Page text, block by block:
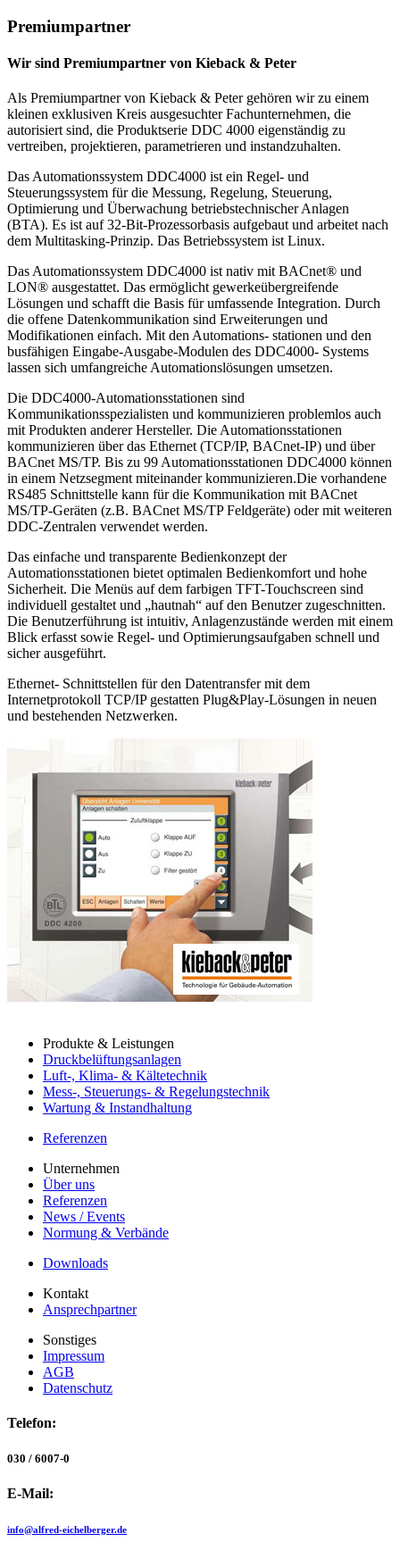
Premiumpartner
Wir sind Premiumpartner von Kieback & Peter
Als Premiumpartner von Kieback & Peter gehören wir zu einem
kleinen exklusiven Kreis ausgesuchter Fachunternehmen, die
autorisiert sind, die Produktserie DDC 4000 eigenständig zu
vertreiben, projektieren, parametrieren und instandzuhalten.
Das Automationssystem DDC4000 ist ein Regel- und
Steuerungssystem für die Messung, Regelung, Steuerung,
Optimierung und Überwachung betriebstechnischer Anlagen
(BTA). Es ist auf 32-Bit-Prozessorbasis aufgebaut und arbeitet nach
dem Multitasking-Prinzip. Das Betriebssystem ist Linux.
Das Automationssystem DDC4000 ist nativ mit BACnet® und
LON® ausgestattet. Das ermöglicht gewerkeübergreifende
Lösungen und schafft die Basis für umfassende Integration. Durch
die offene Datenkommunikation sind Erweiterungen und
Modifikationen einfach. Mit den Automations- stationen und den
busfähigen Eingabe-Ausgabe-Modulen des DDC4000- Systems
lassen sich umfangreiche Automationslösungen umsetzen.
Die DDC4000-Automationsstationen sind
Kommunikationsspezialisten und kommunizieren problemlos auch
mit Produkten anderer Hersteller. Die Automationsstationen
kommunizieren über das Ethernet (TCP/IP, BACnet-IP) und über
BACnet MS/TP. Bis zu 99 Automationsstationen DDC4000 können
in einem Netzsegment miteinander kommunizieren.Die vorhandene
RS485 Schnittstelle kann für die Kommunikation mit BACnet
MS/TP-Geräten (z.B. BACnet MS/TP Feldgeräte) oder mit weiteren
DDC-Zentralen verwendet werden.
Das einfache und transparente Bedienkonzept der
Automationsstationen bietet optimalen Bedienkomfort und hohe
Sicherheit. Die Menüs auf dem farbigen TFT-Touchscreen sind
individuell gestaltet und „hautnah“ auf den Benutzer zugeschnitten.
Die Benutzerführung ist intuitiv, Anlagenzustände werden mit einem
Blick erfasst sowie Regel- und Optimierungsaufgaben schnell und
sicher ausgeführt.
Ethernet- Schnittstellen für den Datentransfer mit dem
Internetprotokoll TCP/IP gestatten Plug&Play-Lösungen in neuen
und bestehenden Netzwerken.
Produkte & Leistungen
Druckbelüftungsanlagen
Luft-, Klima- & Kältetechnik
Mess-, Steuerungs- & Regelungstechnik
Wartung & Instandhaltung
Referenzen
Unternehmen
Über uns
Referenzen
News / Events
Normung & Verbände
Downloads
Kontakt
Ansprechpartner
Sonstiges
Impressum
AGB
Datenschutz
Telefon:
030 / 6007-0
E-Mail:
info@alfred-eichelberger.de